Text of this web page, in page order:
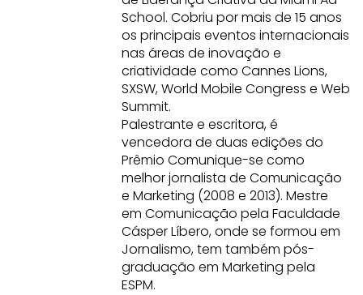
School. Cobriu por mais de 15 anos
os principais eventos internacionais
nas áreas de inovação e
criatividade como Cannes Lions,
SXSW, World Mobile Congress e Web
Summit.
Palestrante e escritora, é
vencedora de duas edições do
Prêmio Comunique-se como
melhor jornalista de Comunicação
e Marketing (2008 e 2013). Mestre
em Comunicação pela Faculdade
Cásper Líbero, onde se formou em
Jornalismo, tem também pós-
graduação em Marketing pela
ESPM.